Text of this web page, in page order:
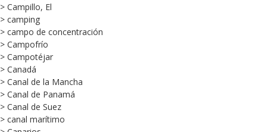
> Campillo, El
> camping
> campo de concentración
> Campofrío
> Campotéjar
> Canadá
> Canal de la Mancha
> Canal de Panamá
> Canal de Suez
> canal marítimo